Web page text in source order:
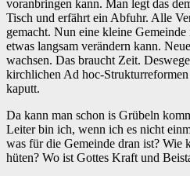
voranbringen kann. Man legt das
Tisch und erfährt ein Abfuhr. Alle
gemacht. Nun eine kleine
etwas langsam verändern kann.
wachsen. Das braucht Zeit.
kirchlichen Ad hoc-
kaputt.
Da kann man schon is Grübeln
Leiter bin ich, wenn ich es nicht
was für die Gemeinde dran ist? Wie
hüten? Wo ist Gottes Kraft und